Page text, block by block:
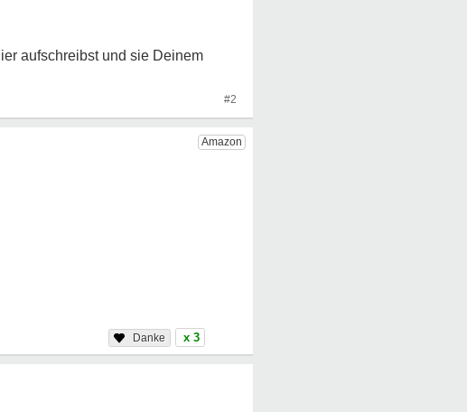
aufschreibst und sie Deinem
#2
x 3